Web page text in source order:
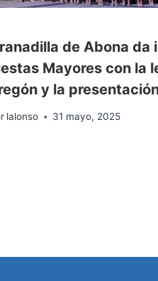
de Abona da
Mayores con la
y la
lalonso 31 mayo, 2025